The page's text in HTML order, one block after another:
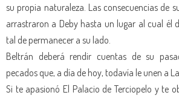
su propia naturaleza. Las consecuencias de
arrastraron a Deby hasta un lugar al cual él
tal de permanecer a su lado.
Beltrán deberá rendir cuentas de su
pecados que, a día de hoy, todavía le unen a
Si te apasionó El Palacio de Terciopelo y te